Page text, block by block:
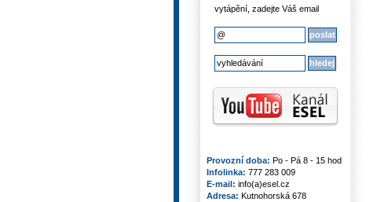
vytápění, zadejte Váš email
Provozní doba: Po - Pá 8 - 15 hod
Infolinka: 777 283 009
E-mail: info(a)esel.cz
Adresa: Kutnohorská 678